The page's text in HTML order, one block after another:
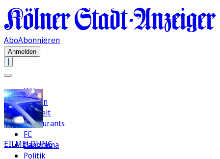
AboAbonnieren
Anmelden
Köln
Region
Freizeit
Restaurants
FC
Panorama
Politik
EILMELDUNG